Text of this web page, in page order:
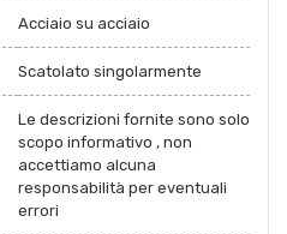
Acciaio su acciaio
Scatolato singolarmente
Le descrizioni fornite sono solo
scopo informativo , non
accettiamo alcuna
responsabilità per eventuali
errori